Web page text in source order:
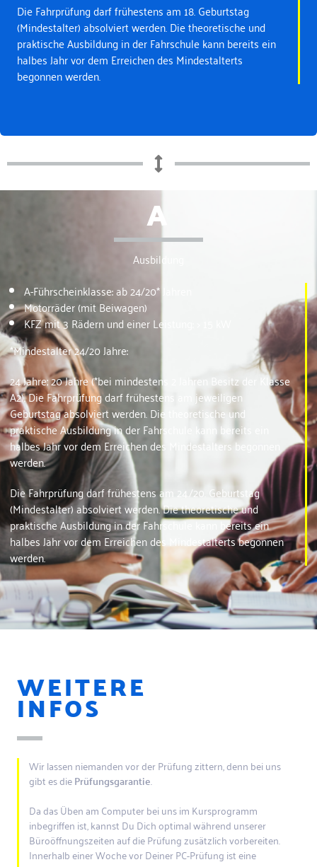
Die Fahrprüfung darf frühestens am 18. Geburtstag
(Mindestalter) absolviert werden. Die theoretische und
praktische Ausbildung in der Fahrschule kann bereits ein
halbes Jahr vor dem Erreichen des Mindestalterts
begonnen werden.
A
Ausbildung
A-Führscheinklasse: ab 24/20* Jahren
Motorräder (mit Beiwagen)
KFZ mit 3 Rädern und einer Leistung: > 15 kW
*Mindestalter 24/20 Jahre:
24 Jahre; 20 Jahre (*bei mindestens 2 Jahren Besitz der Klasse
A2). Die Fahrprüfung darf frühestens am jeweiligen
Geburtstag absolviert werden. Die theoretische und
praktische Ausbildung in der Fahrschule kann bereits ein
halbes Jahr vor dem Erreichen des Mindestalters begonnen
werden.
Die Fahrprüfung darf frühestens am 24./20. Geburtstag
(Mindestalter) absolviert werden. Die theoretische und
praktische Ausbildung in der Fahrschule kann bereits ein
halbes Jahr vor dem Erreichen des Mindestalterts begonnen
werden.
WEITERE
INFOS
Wir lassen niemanden vor der Prüfung zittern, denn bei uns
gibt es diePrüfungsgarantie.
Da das Üben am Computer bei uns im Kursprogramm
inbegriffen ist, kannst Du Dich optimal während unserer
Büroöffnungszeiten auf die Prüfung zusätzlich vorbereiten.
Innerhalb einer Woche vor Deiner PC-Prüfung ist eine